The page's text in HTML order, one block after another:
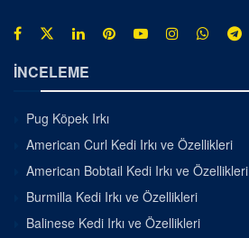
İNCELEME
Pug Köpek Irkı
American Curl Kedi Irkı ve Özellikleri
American Bobtail Kedi Irkı ve Özellikleri
Burmilla Kedi Irkı ve Özellikleri
Balinese Kedi Irkı ve Özellikleri